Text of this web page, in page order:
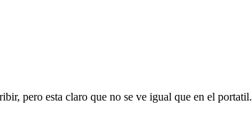
pero esta claro que no se ve igual que en el portatil.